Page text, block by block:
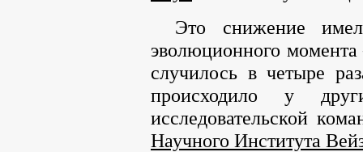
Это снижение
эволюционного момента
случилось в четыре
происходило у
исследовательской
Научного Института